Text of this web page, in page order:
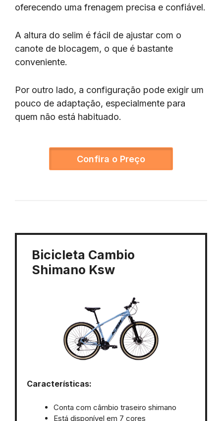
oferecendo uma frenagem precisa e confiável.
A altura do selim é fácil de ajustar com o
canote de blocagem, o que é bastante
conveniente.
Por outro lado, a configuração pode exigir um
pouco de adaptação, especialmente para
quem não está habituado.
Confira o Preço
Bicicleta Cambio
Shimano Ksw
Características:
Conta com câmbio traseiro shimano
Está disponível em 7 cores